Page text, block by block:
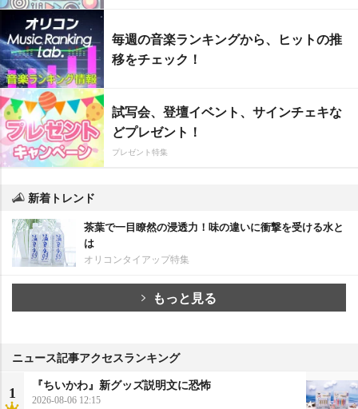
毎週の音楽ランキングから、ヒットの推
移をチェック！
試写会、登壇イベント、サインチェキな
どプレゼント！
プレゼント特集
新着トレンド
茶葉で一目瞭然の浸透力！味の違いに衝撃を受ける水と
は
オリコンタイアップ特集
もっと見る
ニュース記事アクセスランキング
1
『ちいかわ』新グッズ説明文に恐怖
2026-08-06 12:15